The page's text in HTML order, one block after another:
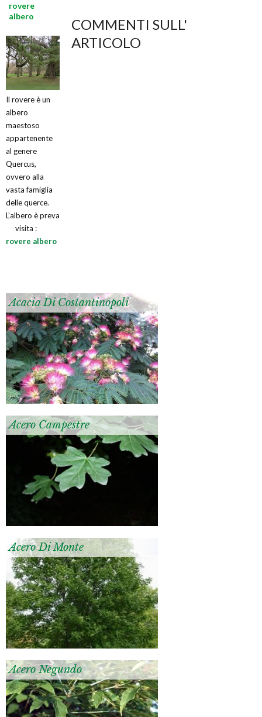
rovere
albero
Il rovere è un
albero
maestoso
appartenente
al genere
Quercus,
ovvero alla
vasta famiglia
delle querce.
L’albero è preva
visita :
rovere albero
COMMENTI SULL'
ARTICOLO
Acacia Di Costantinopoli
Acero Campestre
Acero Di Monte
Acero Negundo